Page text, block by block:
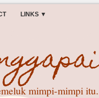
LINKS ▼
mimpi-mimpi